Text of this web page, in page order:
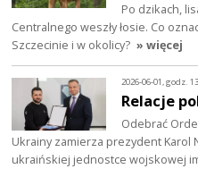
Po dzikach,
Centralnego weszły łosie. Co
Szczecinie i w okolicy? » więcej
2026-06-01, godz.
Relacje
Odebrać
Ukrainy zamierza prezydent Karol
ukraińskiej jednostce wojskowej